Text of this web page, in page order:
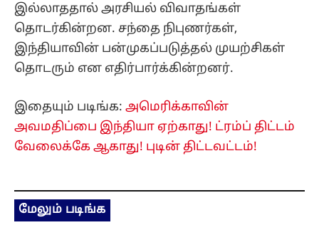
இல்லாததால் அரசியல் விவாதங்கள்
தொடர்கின்றன. சந்தை நிபுணர்கள்,
இந்தியாவின் பன்முகப்படுத்தல் முயற்சிகள்
தொடரும் என எதிர்பார்க்கின்றனர்.
இதையும் படிங்க: அமெரிக்காவின்
அவமதிப்பை இந்தியா ஏற்காது! ட்ரம்ப் திட்டம்
வேலைக்கே ஆகாது! புடின் திட்டவட்டம்!
மேலும் படிங்க